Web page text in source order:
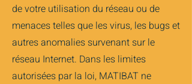
de votre utilisation du réseau ou de
menaces telles que les virus, les bugs et
autres anomalies survenant sur le
réseau Internet. Dans les limites
autorisées par la loi, MATIBAT ne